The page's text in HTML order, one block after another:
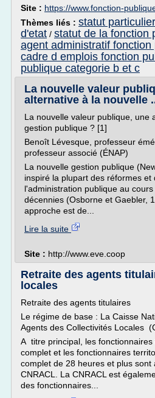
Site : https://www.fonction-
Thèmes liés : statut
d'etat / statut de la fonction
agent administratif fonction
cadre d emplois fonction
publique categorie b et c
La nouvelle valeur
alternative à la nouvelle
La nouvelle valeur publique, une
gestion publique ? [1]
Benoît Lévesque, professeur
professeur associé (ÉNAP)
La nouvelle gestion publique
inspiré la plupart des réformes et
l'administration publique au
décennies (Osborne et Gaebler,
approche est de...
Lire la suite
Site : http://www.eve.coop
Retraite des agents
locales
Retraite des agents titulaires
Le régime de base : La Caisse
Agents des Collectivités Locales
A titre principal, les
complet et les fonctionnaires
complet de 28 heures et plus sont
CNRACL. La CNRACL est
des fonctionnaires...